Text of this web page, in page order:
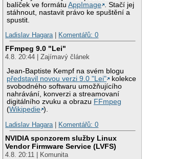
balíček ve formátuAppImage
. Stačí jej
stáhnout, nastavit právo ke spuštění a
spustit.
Ladislav Hagara| Komentářů: 0
FFmpeg 9.0 "Lei"
4.8. 20:44 | Zajímavý článek
Jean-Baptiste Kempf na svém blogu
představil novou verzi 9.0 "Lei"
kolekce
svobodného softwaru umožňujícího
nahrávání, konverzi a streamovaní
digitálního zvuku a obrazu FFmpeg
(Wikipedie ).
Ladislav Hagara| Komentářů: 0
NVIDIA sponzorem služby Linux
Vendor Firmware Service (LVFS)
4.8. 20:11 | Komunita